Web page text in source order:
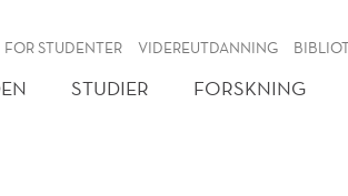
FOR STUDENTER VIDEREUTDANNING
STUDIER FORSKNING